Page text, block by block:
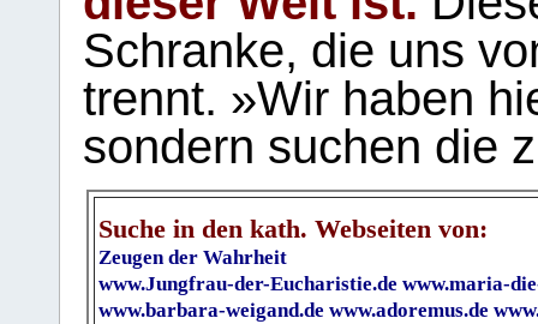
Schranke, die uns
trennt. »Wir haben
sondern suchen die
Suche in den kath. Webseiten von:
Zeugen der Wahrheit
www.Jungfrau-der-Eucharistie.de www.maria-
www.barbara-weigand.de www.adoremus.de